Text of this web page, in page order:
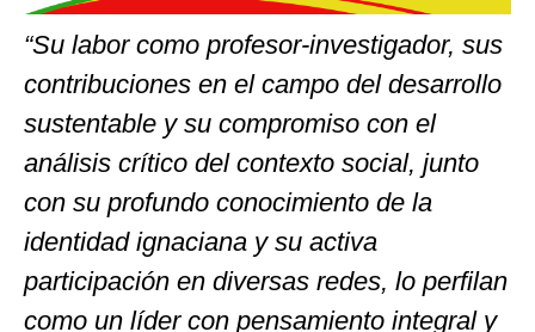
“Su labor como profesor-investigador, sus
contribuciones en el campo del desarrollo
sustentable y su compromiso con el
análisis crítico del contexto social, junto
con su profundo conocimiento de la
identidad ignaciana y su activa
participación en diversas redes, lo perfilan
como un líder con pensamiento integral y